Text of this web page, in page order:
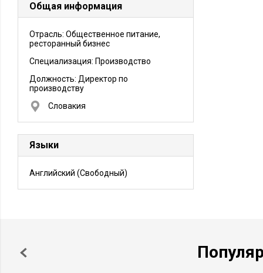
Общая информация
Отрасль: Общественное питание,
ресторанный бизнес
Специализация: Производство
Должность: Директор по
производству
Словакия
Языки
Английский (Свободный)